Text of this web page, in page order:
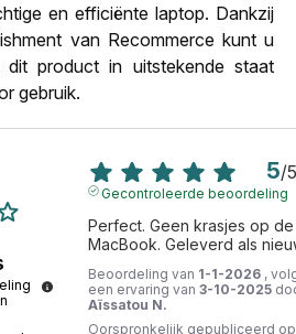
en efficiënte laptop. Dankzij
van Recommerce kunt u
product in uitstekende staat
gebruik.
5/5
Gecontroleerde beoordeling
Perfect. Geen krasjes op de
MacBook. Geleverd als
Beoordeling van 1-1-2026 ,
een ervaring van 3-10-2025
Aïssatou N.
Oorspronkelijk gepubliceerd op